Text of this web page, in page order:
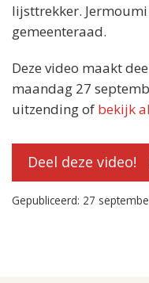
lijsttrekker.
gemeenteraad.
Deze video maakt
maandag 27
uitzending of bekijk
Deel deze video!
Gepubliceerd: 27